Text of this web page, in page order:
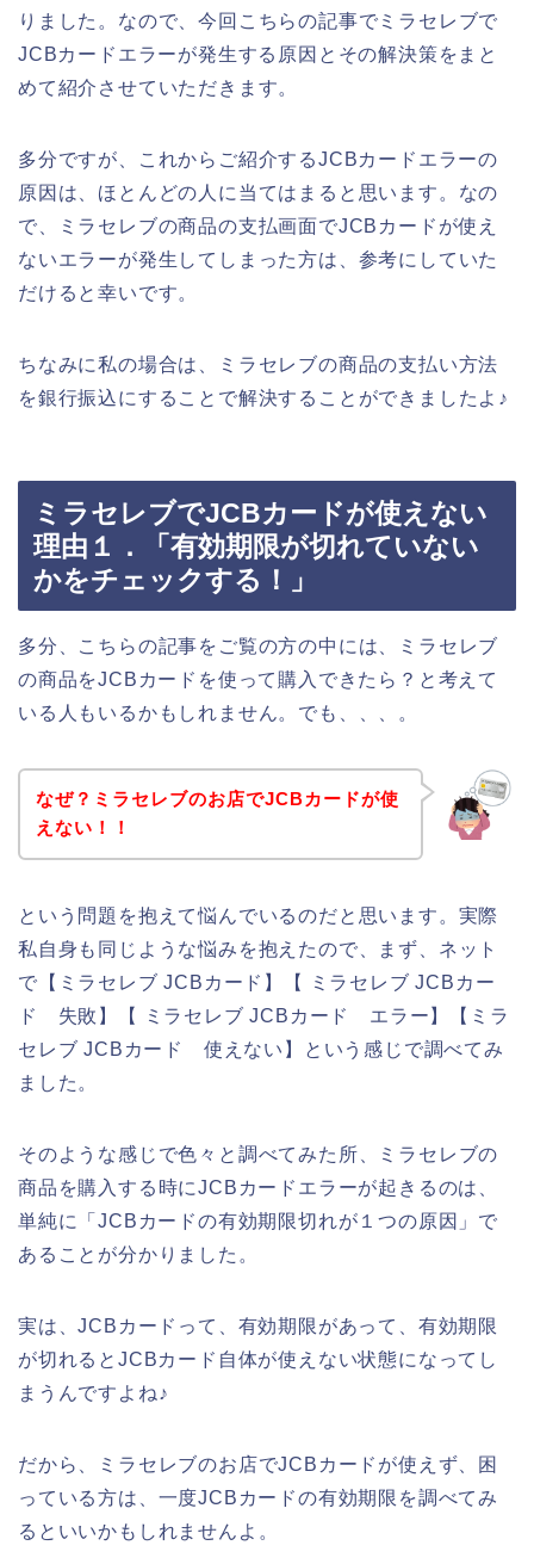
りました。なので、今回こちらの記事でミラセレブで
JCBカードエラーが発生する原因とその解決策をまと
めて紹介させていただきます。
多分ですが、これからご紹介するJCBカードエラーの
原因は、ほとんどの人に当てはまると思います。なの
で、ミラセレブの商品の支払画面でJCBカードが使え
ないエラーが発生してしまった方は、参考にしていた
だけると幸いです。
ちなみに私の場合は、ミラセレブの商品の支払い方法
を銀行振込にすることで解決することができましたよ♪
ミラセレブでJCBカードが使えない
理由１．「有効期限が切れていない
かをチェックする！」
多分、こちらの記事をご覧の方の中には、ミラセレブ
の商品をJCBカードを使って購入できたら？と考えて
いる人もいるかもしれません。でも、、、。
なぜ？ミラセレブのお店でJCBカードが使
えない！！
という問題を抱えて悩んでいるのだと思います。実際
私自身も同じような悩みを抱えたので、まず、ネット
で【ミラセレブ JCBカード】【 ミラセレブ JCBカー
ド 失敗】【 ミラセレブ JCBカード エラー】【ミラ
セレブ JCBカード 使えない】という感じで調べてみ
ました。
そのような感じで色々と調べてみた所、ミラセレブの
商品を購入する時にJCBカードエラーが起きるのは、
単純に「JCBカードの有効期限切れが１つの原因」で
あることが分かりました。
実は、JCBカードって、有効期限があって、有効期限
が切れるとJCBカード自体が使えない状態になってし
まうんですよね♪
だから、ミラセレブのお店でJCBカードが使えず、困
っている方は、一度JCBカードの有効期限を調べてみ
るといいかもしれませんよ。